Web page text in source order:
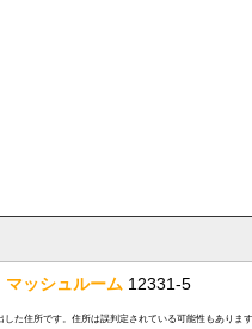
マッシュルーム 12331-5
した住所です。住所は誤判定されている可能性もありま